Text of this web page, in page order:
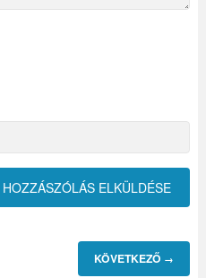
KÖVETKEZŐ →